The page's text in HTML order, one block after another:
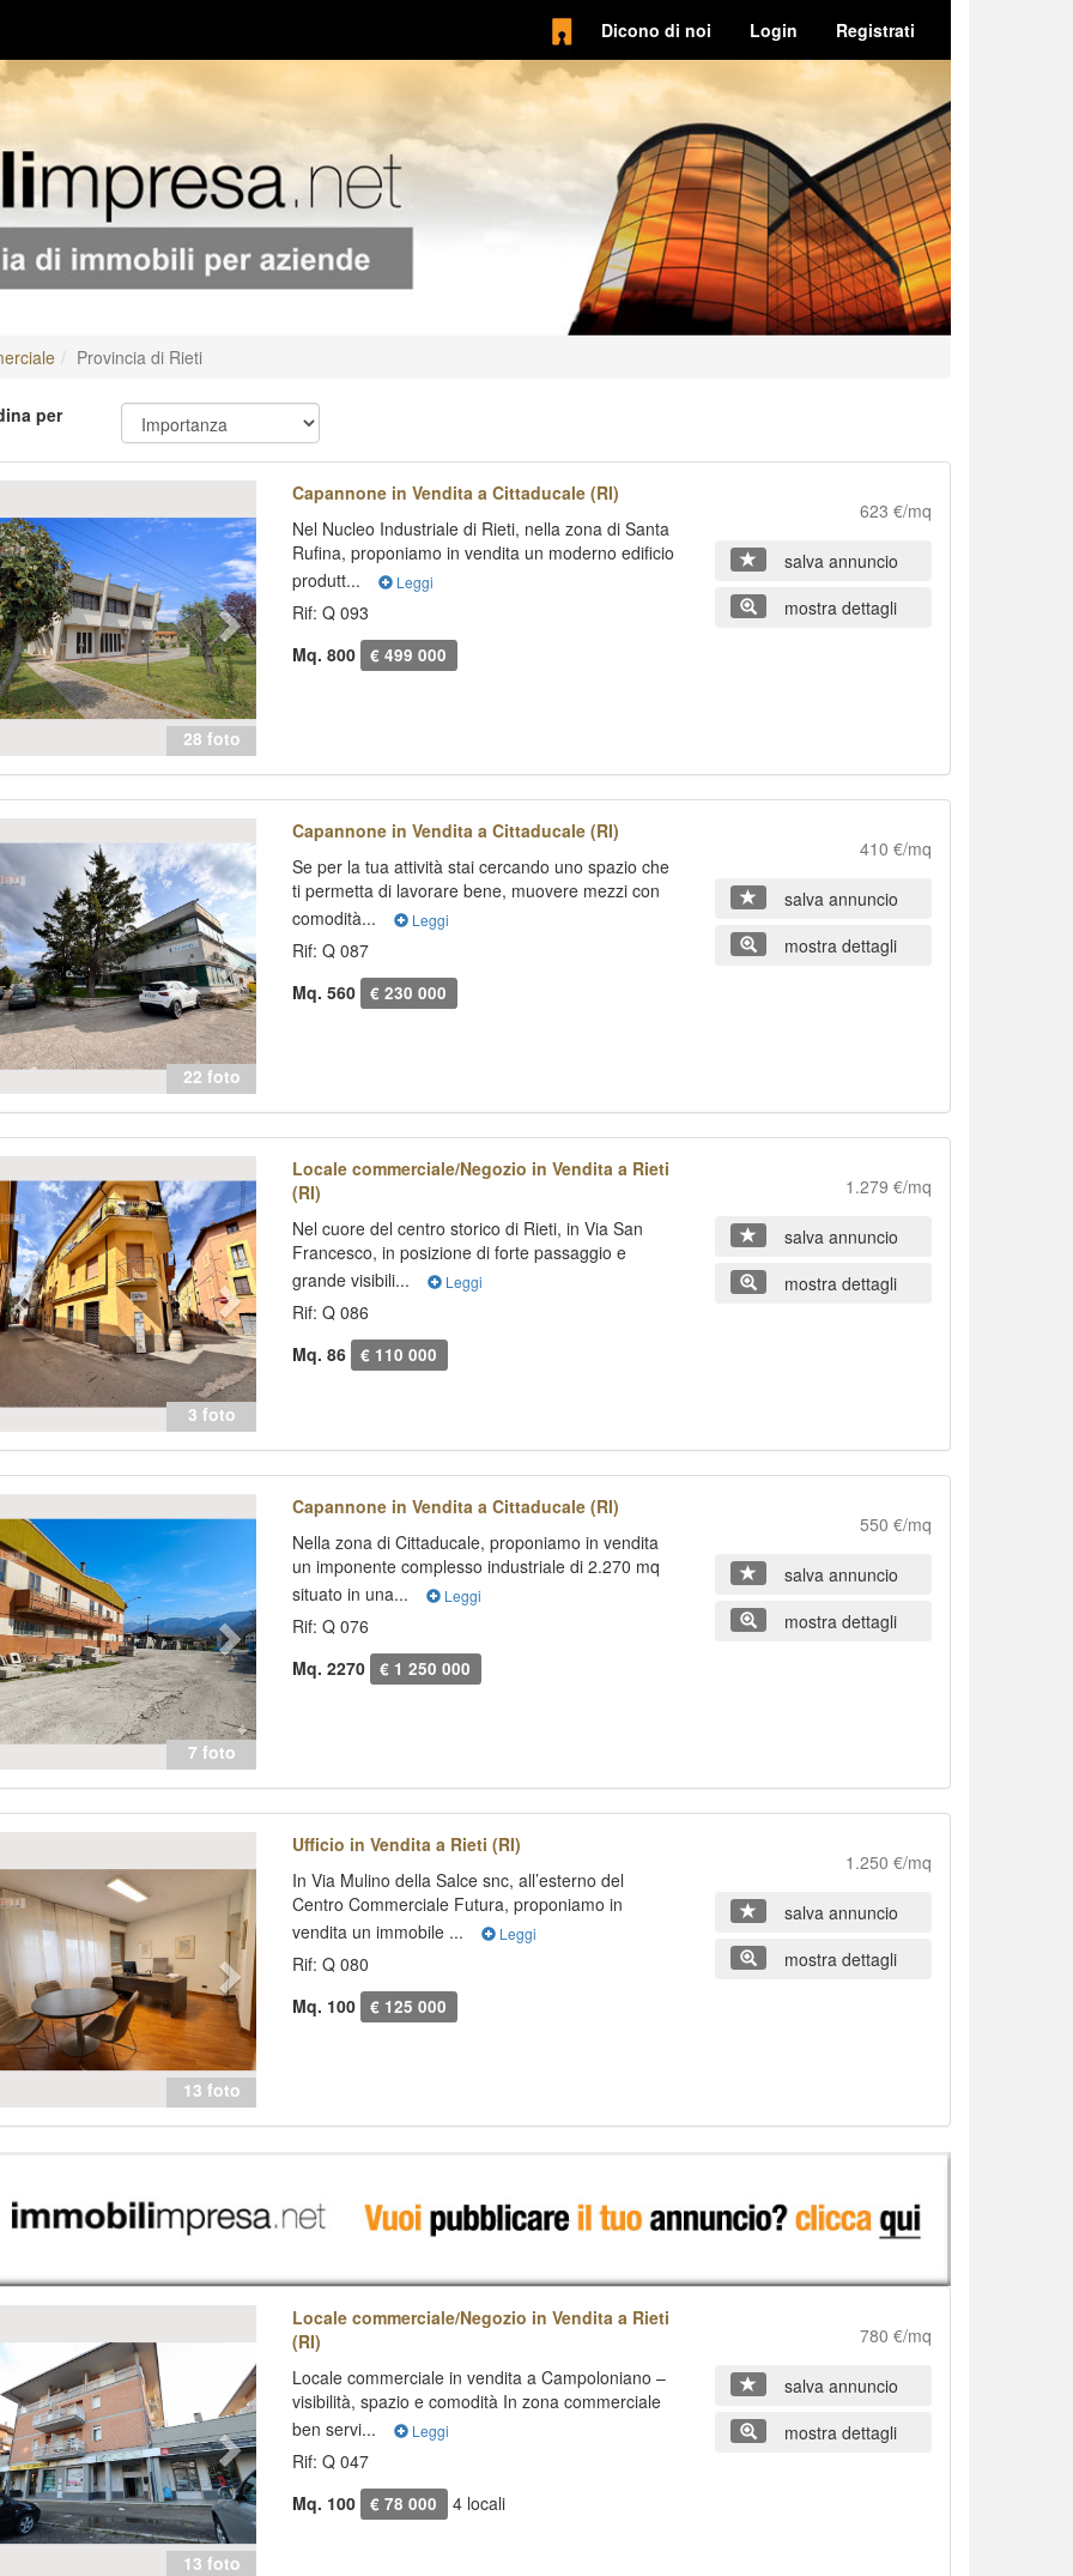
Dicono di noi Login Registrati
Provincia di Rieti
per
28 foto
Capannone in Vendita a Cittaducale (RI)
Nel Nucleo Industriale di Rieti, nella zona di Santa
Rufina, proponiamo in vendita un moderno edificio
produtt...
Leggi
Rif: Q 093
Mq. 800
€ 499 000
623 €/mq
salva annuncio
mostra dettagli
22 foto
Capannone in Vendita a Cittaducale (RI)
Se per la tua attività stai cercando uno spazio che
ti permetta di lavorare bene, muovere mezzi con
comodità...
Leggi
Rif: Q 087
Mq. 560
€ 230 000
410 €/mq
salva annuncio
mostra dettagli
3 foto
Next
Locale commerciale/Negozio in Vendita a Rieti
(RI)
Nel cuore del centro storico di Rieti, in Via San
Francesco, in posizione di forte passaggio e
grande visibili...
Leggi
Rif: Q 086
Mq. 86
€ 110 000
1.279 €/mq
salva annuncio
mostra dettagli
7 foto
Next
Capannone in Vendita a Cittaducale (RI)
Nella zona di Cittaducale, proponiamo in vendita
un imponente complesso industriale di 2.270 mq
situato in una...
Leggi
Rif: Q 076
Mq. 2270
€ 1 250 000
550 €/mq
salva annuncio
mostra dettagli
13 foto
Ufficio in Vendita a Rieti (RI)
In Via Mulino della Salce snc, all’esterno del
Centro Commerciale Futura, proponiamo in
vendita un immobile ...
Leggi
Rif: Q 080
Mq. 100
€ 125 000
1.250 €/mq
salva annuncio
mostra dettagli
13 foto
Locale commerciale/Negozio in Vendita a Rieti
(RI)
Locale commerciale in vendita a Campoloniano –
visibilità, spazio e comodità In zona commerciale
ben servi...
Leggi
Rif: Q 047
Mq. 100
€ 78 000 4 locali
780 €/mq
salva annuncio
mostra dettagli